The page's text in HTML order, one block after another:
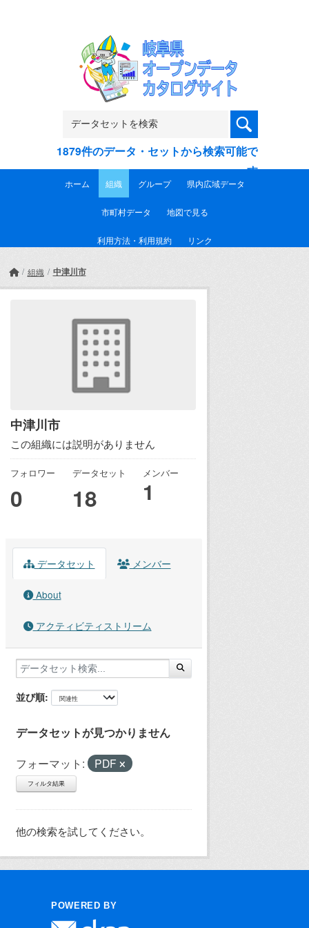
1879件のデータ・セットから検索可能で
す
ホーム 組織 グループ 県内広域データ
市町村データ 地図で見る
利用方法・利用規約 リンク
組織 中津川市
中津川市
この組織には説明がありません
フォロワー
0
データセット
18
メンバー
1
データセット メンバー
About
アクティビティストリーム
並び順
データセットが見つかりません
フォーマット: PDF
フィルタ結果
他の検索を試してください。
POWERED BY